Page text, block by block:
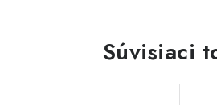
Súvisiaci